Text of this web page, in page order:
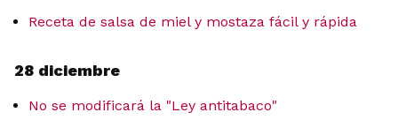
Receta de salsa de miel y mostaza fácil y rápida
28 diciembre
No se modificará la "Ley antitabaco"